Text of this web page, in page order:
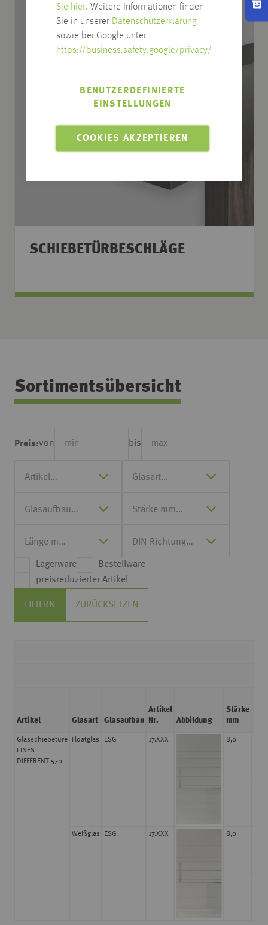
Sie hier. Weitere Informationen finden
Sie in unserer Datenschutzerklärung
sowie bei Google unter
https://business.safety.google/privacy/
COOKIES AKZEPTIEREN
BENUTZERDEFINIERTE
EINSTELLUNGEN
SCHIEBETÜRBESCHLÄGE
Sortimentsübersicht
Preis:von bis
Lagerware
Bestellware
preisreduzierter Artikel
FILTERN ZURÜCKSETZEN
Glasschiebetüre
LINES
DIFFERENT 570
Floatglas ESG 17.XXX 8,0
Weißglas ESG 17.XXX 8,0
Artikel Glasart Glasaufbau
Artikel
Nr.
Abbildung
Stärke
mm